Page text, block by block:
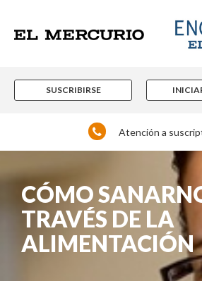
SUSCRIBIRSE
Atención a
CÓMO
TRAVÉS DE LA
ALIMENTACIÓN